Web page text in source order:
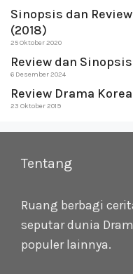
Sinopsis dan
(2018)
25 Oktober 2020
Review dan
6 Desember 2024
Review Drama
23 Oktober 2019
Tentang
Ruang berbagi
seputar dunia
populer lainnya.